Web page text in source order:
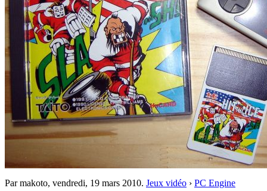
Par makoto, vendredi, 19 mars 2010. Jeux vidéo › PC Engine